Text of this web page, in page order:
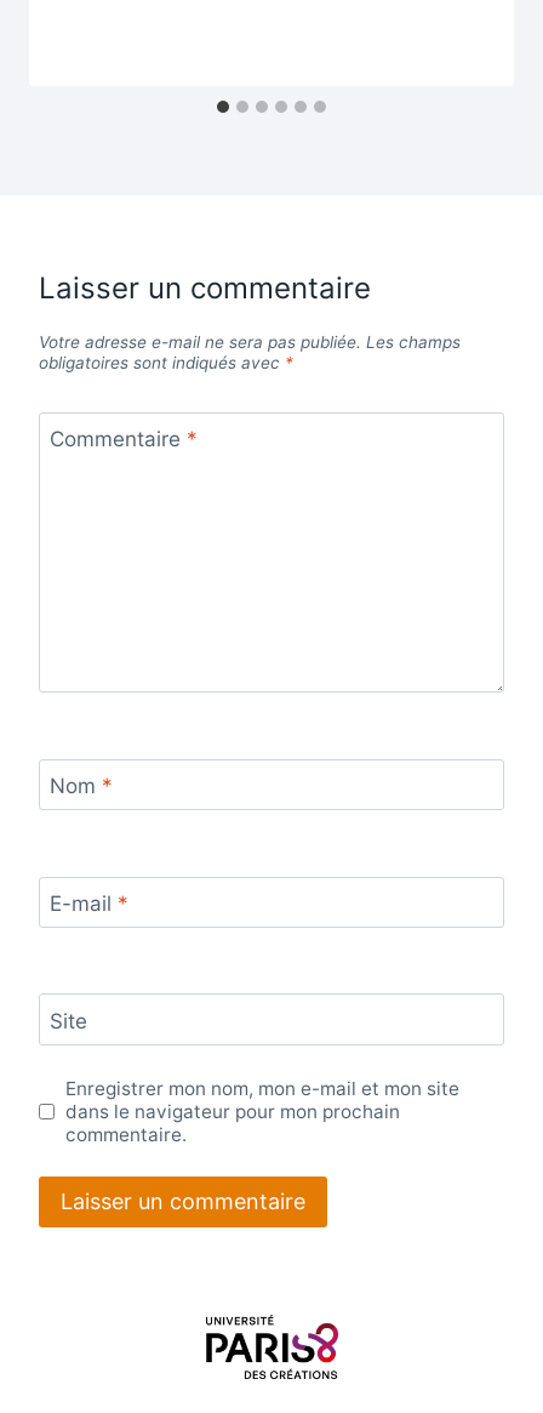
Laisser un commentaire
Votre adresse e-mail ne sera pas publiée. Les champs
obligatoires sont indiqués avec *
Commentaire *
Nom *
E-mail *
Site
Enregistrer mon nom, mon e-mail et mon site
dans le navigateur pour mon prochain
commentaire.